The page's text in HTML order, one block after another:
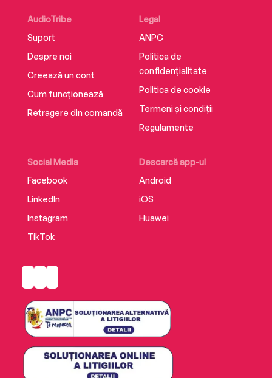
AudioTribe
Suport
Despre noi
Creează un cont
Cum funcționează
Retragere din comandă
Social Media
Facebook
LinkedIn
Instagram
TikTok
Descarcă app-ul
Android
iOS
Huawei
Legal
ANPC
Politica de
confidențialitate
Politica de cookie
Termeni și condiții
Regulamente